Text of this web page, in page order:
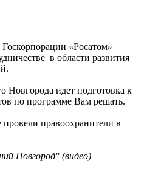
«Росатом»
в области развития
идет подготовка к
по программе Вам решать.
правоохранители в
Новгород" (видео)